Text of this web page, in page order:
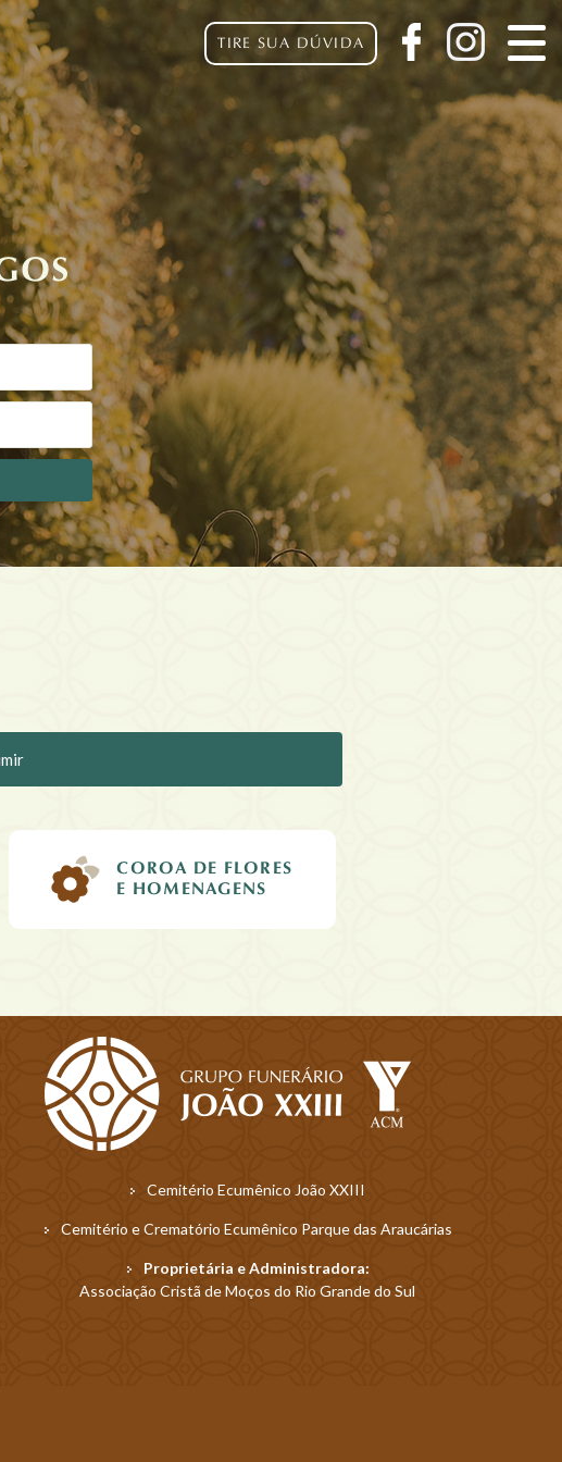
TIRE SUA DÚVIDA
COROA DE FLORES
E HOMENAGENS
Cemitério Ecumênico João XXIII
Cemitério e Crematório Ecumênico Parque das Araucárias
Proprietária e Administradora:
Associação Cristã de Moços do Rio Grande do Sul